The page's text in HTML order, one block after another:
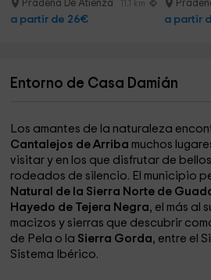
Pradena De Atienza 11.1 km
a partir de 26€ a partir
Entorno de Casa Damián
Los amantes de la naturaleza
Cantalejos de Arriba muchos
visitar y en los que disfrutar de
rodeados de silencio. El municipio
Natural de la Sierra Norte de
Hayedo de Tejera Negra, el más al
macizos y sierras que descubrir
de Pela o la Sierra Gorda, entre el
Sistema Ibérico.